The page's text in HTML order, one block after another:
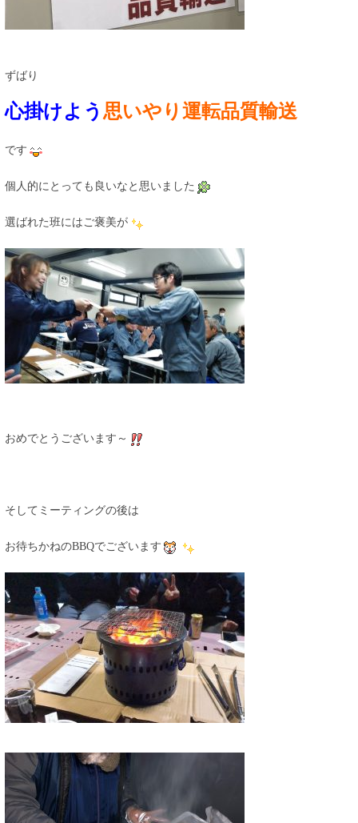
ずばり
心掛けよう 思いやり運転品質輸送
です
個人的にとっても良いなと思いました
選ばれた班にはご褒美が
おめでとうございます～
そしてミーティングの後は
お待ちかねのBBQでございます